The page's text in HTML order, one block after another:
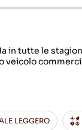
in tutte le
veicolo
LEGGERO